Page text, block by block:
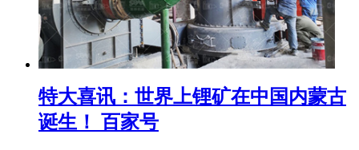
特大喜讯：世界上锂矿在中国内蒙古
诞生！ 百家号